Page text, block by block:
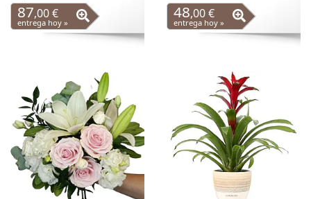
87,00 €
entrega hoy »
48,00 €
entrega hoy »